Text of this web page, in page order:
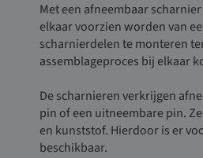
Met een afneembaar
elkaar voorzien worden van
scharnierdelen te monteren
assemblageproces bij elkaar
De scharnieren verkrijgen
pin of een uitneembare pin.
en kunststof. Hierdoor is er
beschikbaar.